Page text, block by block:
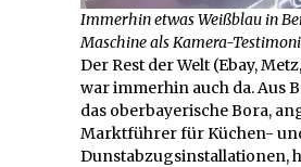
Immerhin etwas Weißblau in
Maschine als Kamera-
Der Rest der Welt (Ebay,
war immerhin auch da. Aus
das oberbayerische Bora,
Marktführer für Küchen-
Dunstabzugsinstallationen,